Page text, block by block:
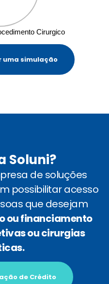
Cirurgico
uma simulação
Soluni?
de soluções
possibilitar acesso
que desejam
ou financiamento
ou cirurgias
de Crédito